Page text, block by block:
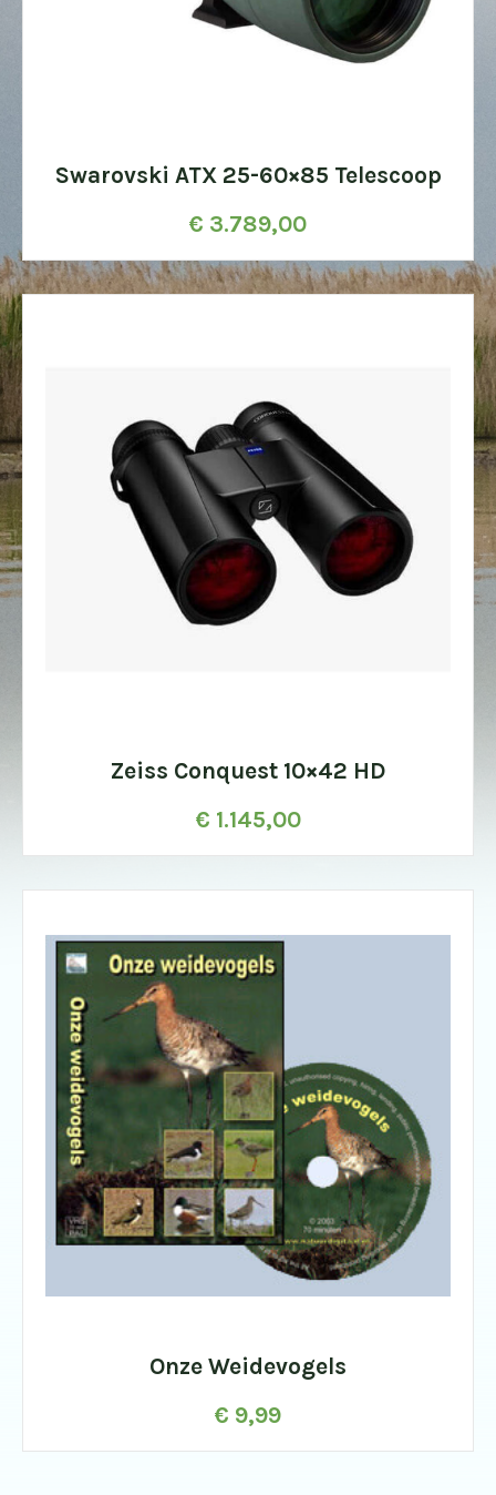
Swarovski ATX 25-60×85 Telescoop
€ 3.789,00
Zeiss Conquest 10×42 HD
€ 1.145,00
Onze Weidevogels
€ 9,99